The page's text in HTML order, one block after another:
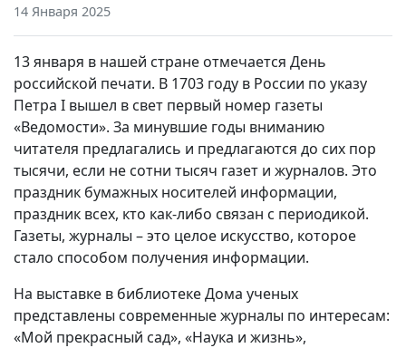
О Доме учёных
Виртуальный тур
Контакты
Вакансии
14 Января 2025
13 января в нашей стране отмечается День
российской печати. В 1703 году в России по указу
Петра I вышел в свет первый номер газеты
«Ведомости». За минувшие годы вниманию
читателя предлагались и предлагаются до сих пор
тысячи, если не сотни тысяч газет и журналов. Это
праздник бумажных носителей информации,
праздник всех, кто как-либо связан с периодикой.
Газеты, журналы – это целое искусство, которое
стало способом получения информации.
На выставке в библиотеке Дома ученых
представлены современные журналы по интересам:
«Мой прекрасный сад», «Наука и жизнь»,